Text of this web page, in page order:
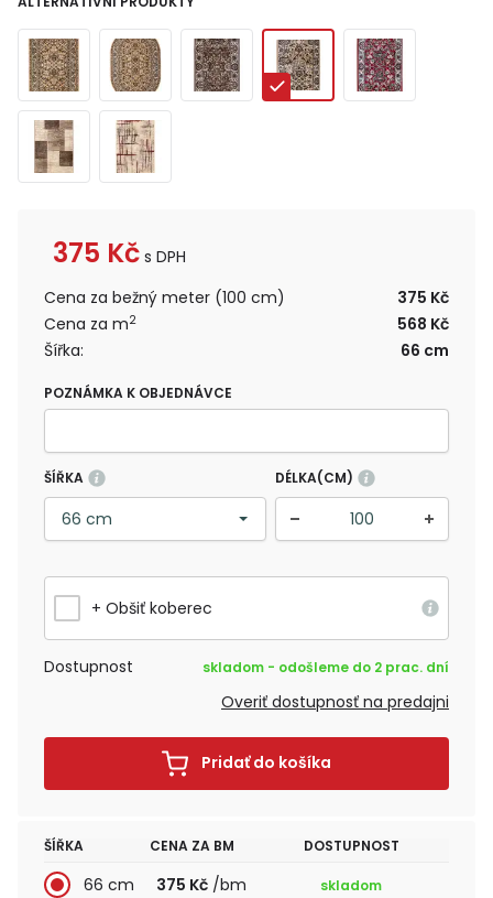
375 Kč s DPH
Cena za bežný meter (100 cm)
375 Kč
Cena za m2
568 Kč
Šířka:
66 cm
POZNÁMKA K OBJEDNÁVCE
ŠÍŘKA DÉLKA(CM)
+ Obšiť koberec
Dostupnost skladom - odošleme do 2 prac. dní
Overiť dostupnosť na predajni
Pridať do košíka
ŠÍŘKA CENA ZA BM DOSTUPNOST
66 cm 375 Kč /bm skladom